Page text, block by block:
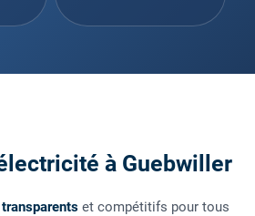
à Guebwiller
et compétitifs pour tous